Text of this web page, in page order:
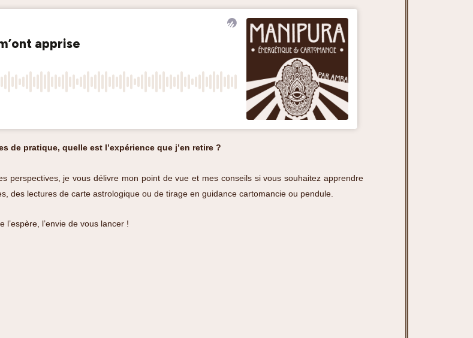
de pratique, quelle est l’expérience que j’en retire ?
perspectives, je vous délivre mon point de vue et mes conseils si vous souhaitez apprendre
des lectures de carte astrologique ou de tirage en guidance cartomancie ou pendule.
l’envie de vous lancer !